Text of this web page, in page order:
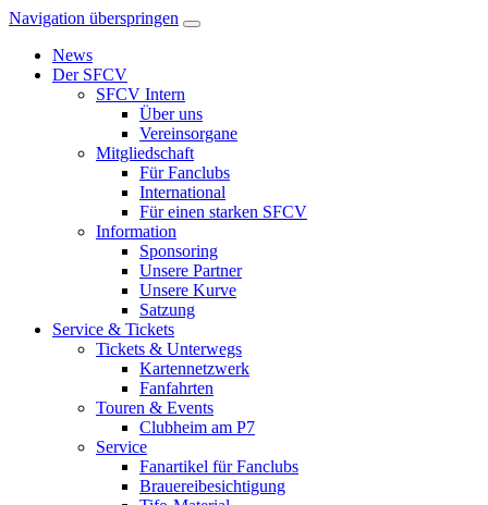
Navigation überspringen
News
Der SFCV
SFCV Intern
Über uns
Vereinsorgane
Mitgliedschaft
Für Fanclubs
International
Für einen starken SFCV
Information
Sponsoring
Unsere Partner
Unsere Kurve
Satzung
Service & Tickets
Tickets & Unterwegs
Kartennetzwerk
Fanfahrten
Touren & Events
Clubheim am P7
Service
Fanartikel für Fanclubs
Brauereibesichtigung